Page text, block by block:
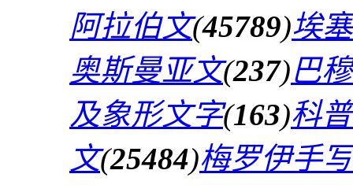
阿拉伯文(45789)埃
奥斯曼亚文(237)巴
及象形文字(163)科
文(25484)梅罗伊手